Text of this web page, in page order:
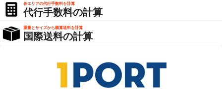
各エリアの代行手数料を計算
代行手数料の計算
重量とサイズから概算送料を計算
国際送料の計算